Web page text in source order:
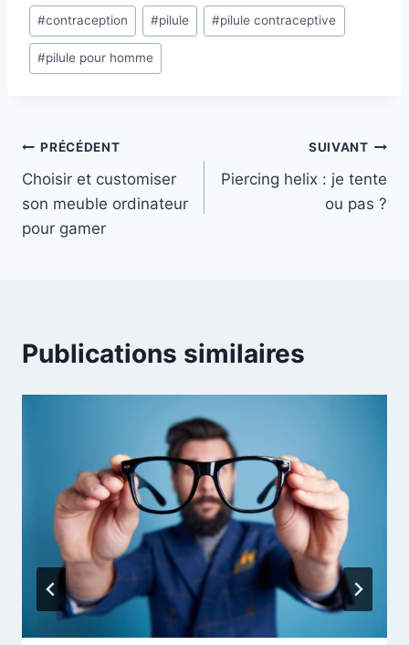
Étiquettes
de
la
#contraception #pilule #pilule contraceptive
#pilule pour homme
Navigation
de
l’article
PRÉCÉDENT
Choisir et customiser
son meuble ordinateur
pour gamer
SUIVANT
Piercing helix : je tente
ou pas ?
Publications similaires